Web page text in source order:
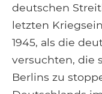
deutschen
letzten
1945, als die
versuchten, die
Berlins zu